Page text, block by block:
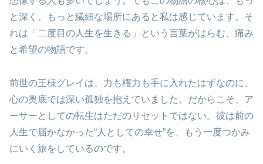
と深く、もっと繊細な場所にあると私は感じています。そ
れは「二度目の人生を生きる」という言葉がはらむ、痛み
と希望の物語です。
前世の王様グレイは、力も権力も手に入れたはずなのに、
心の奥底では深い孤独を抱えていました。だからこそ、ア
ーサーとしての転生はただのリセットではない。彼は前の
人生で届かなかった“人としての幸せ”を、もう一度つかみ
にいく旅をしているのです。